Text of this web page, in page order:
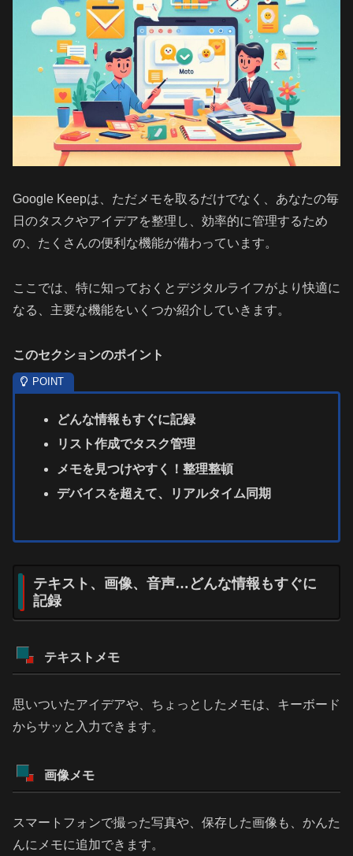
Google Keepは、ただメモを取るだけでなく、あなたの毎
日のタスクやアイデアを整理し、効率的に管理するため
の、たくさんの便利な機能が備わっています。
ここでは、特に知っておくとデジタルライフがより快適に
なる、主要な機能をいくつか紹介していきます。
このセクションのポイント
どんな情報もすぐに記録
リスト作成でタスク管理
メモを見つけやすく！整理整頓
デバイスを超えて、リアルタイム同期
テキスト、画像、音声…どんな情報もすぐに
記録
テキストメモ
思いついたアイデアや、ちょっとしたメモは、キーボード
からサッと入力できます。
画像メモ
スマートフォンで撮った写真や、保存した画像も、かんた
んにメモに追加できます。